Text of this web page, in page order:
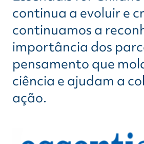
continua a evoluir e
continuamos a
importância dos
pensamento que
ciência e ajudam a
ação.